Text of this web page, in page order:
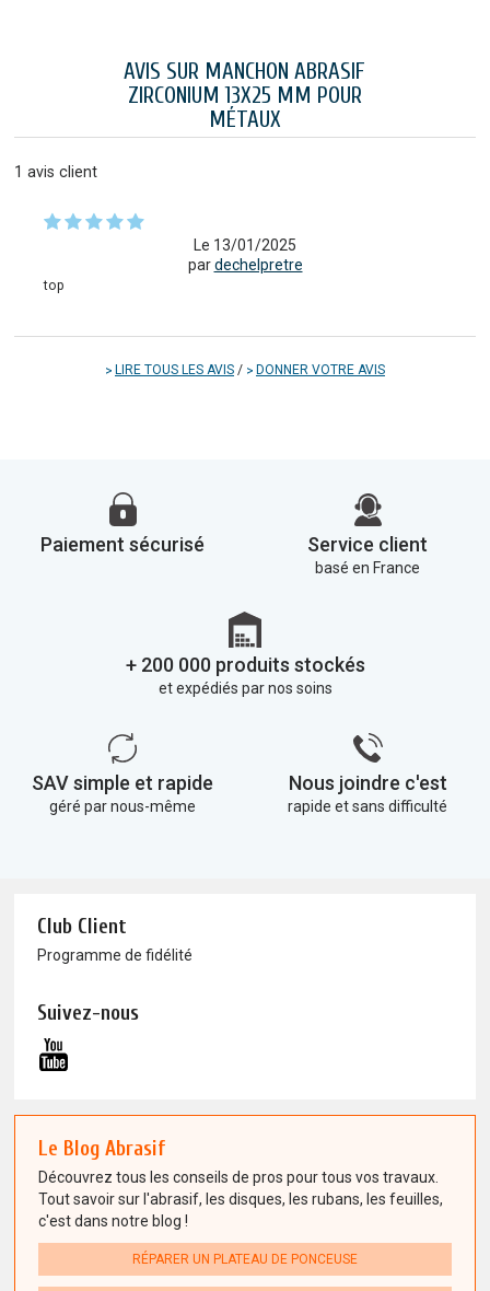
AVIS SUR MANCHON ABRASIF
ZIRCONIUM 13X25 MM POUR
MÉTAUX
1 avis client
Le 13/01/2025
pardechelpretre
top
LIRE TOUS LES AVIS / DONNER VOTRE AVIS
Paiement sécurisé Service client
basé en France
+ 200 000 produits stockés
et expédiés par nos soins
SAV simple et rapide
géré par nous-même
Nous joindre c'est
rapide et sans difficulté
Club Client
Programme de fidélité
Suivez-nous
Le Blog Abrasif
Découvrez tous les conseils de pros pour tous vos travaux.
Tout savoir sur l'abrasif, les disques, les rubans, les feuilles,
c'est dans notre blog !
RÉPARER UN PLATEAU DE PONCEUSE